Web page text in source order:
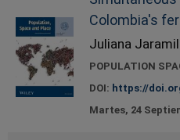
Colombia's
Juliana
POPULATION
DOI: https://
Martes, 24